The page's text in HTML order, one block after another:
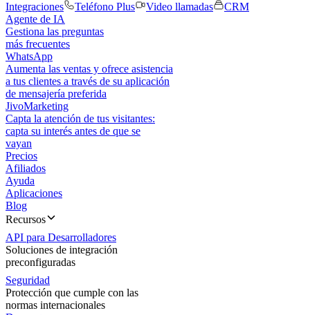
Integraciones
Teléfono Plus Video llamadas
CRM
Agente de IA
Gestiona las preguntas
más frecuentes
WhatsApp
Aumenta las ventas y ofrece asistencia
a tus clientes a través de su aplicación
de mensajería preferida
JivoMarketing
Capta la atención de tus visitantes:
capta su interés antes de que se
vayan
Precios
Afiliados
Ayuda
Aplicaciones
Blog
Recursos
API para Desarrolladores
Soluciones de integración
preconfiguradas
Seguridad
Protección que cumple con las
normas internacionales